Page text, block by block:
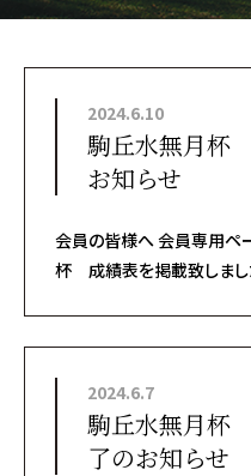
2024.6.10
駒丘水無月
お知らせ
会員の皆様へ 会員専用ペ
杯 成績表を掲載致しまし
2024.6.7
駒丘水無月
了のお知らせ